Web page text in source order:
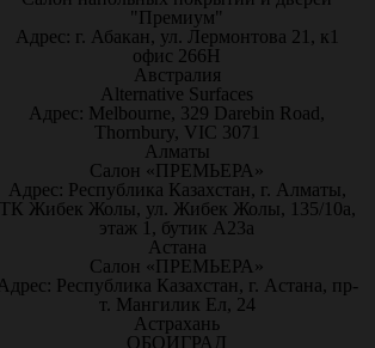
"Премиум"
Адрес: г. Абакан, ул. Лермонтова 21, к1
офис 266Н
Австралия
Alternative Surfaces
Адрес: Melbourne, 329 Darebin Road,
Thornbury, VIC 3071
Алматы
Салон «ПРЕМЬЕРА»
Адрес: Республика Казахстан, г. Алматы,
Жибек Жолы, ул. Жибек Жолы, 135/10а,
этаж 1, бутик А23а
Астана
Салон «ПРЕМЬЕРА»
Республика Казахстан, г. Астана, пр-
т. Мангилик Ел, 24
Астрахань
ОБОИГРАД